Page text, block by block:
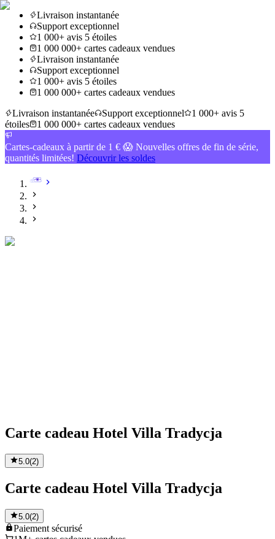
Livraison instantanée
Support exceptionnel
1 000+ avis 5 étoiles
1 000 000+ cartes cadeaux vendues
Livraison instantanée
Support exceptionnel
1 000+ avis 5 étoiles
1 000 000+ cartes cadeaux vendues
Livraison instantanée
Support exceptionnel
1 000+ avis 5
étoiles
1 000 000+ cartes cadeaux vendues
Cartes-cadeaux à partir de 1 € 😱 Nouvelles offres de fin de série,
quantités limitées! Découvrir les soldes
Carte cadeau Hotel Villa Tradycja
5.0(2)
Carte cadeau Hotel Villa Tradycja
5.0(2)
Paiement sécurisé